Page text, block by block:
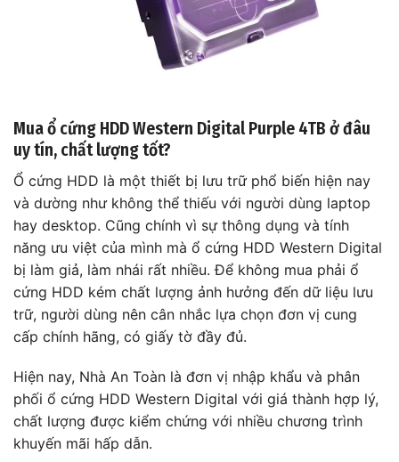
Mua ổ cứng HDD Western Digital Purple 4TB ở đâu
uy tín, chất lượng tốt?
Ổ cứng HDD là một thiết bị lưu trữ phổ biến hiện nay
và dường như không thể thiếu với người dùng laptop
hay desktop. Cũng chính vì sự thông dụng và tính
năng ưu việt của mình mà ổ cứng HDD Western Digital
bị làm giả, làm nhái rất nhiều. Để không mua phải ổ
cứng HDD kém chất lượng ảnh hưởng đến dữ liệu lưu
trữ, người dùng nên cân nhắc lựa chọn đơn vị cung
cấp chính hãng, có giấy tờ đầy đủ.
Hiện nay, Nhà An Toàn là đơn vị nhập khẩu và phân
phối ổ cứng HDD Western Digital với giá thành hợp lý,
chất lượng được kiểm chứng với nhiều chương trình
khuyến mãi hấp dẫn.